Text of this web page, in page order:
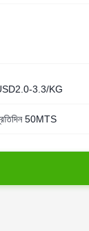
3.3/KG
50MTS